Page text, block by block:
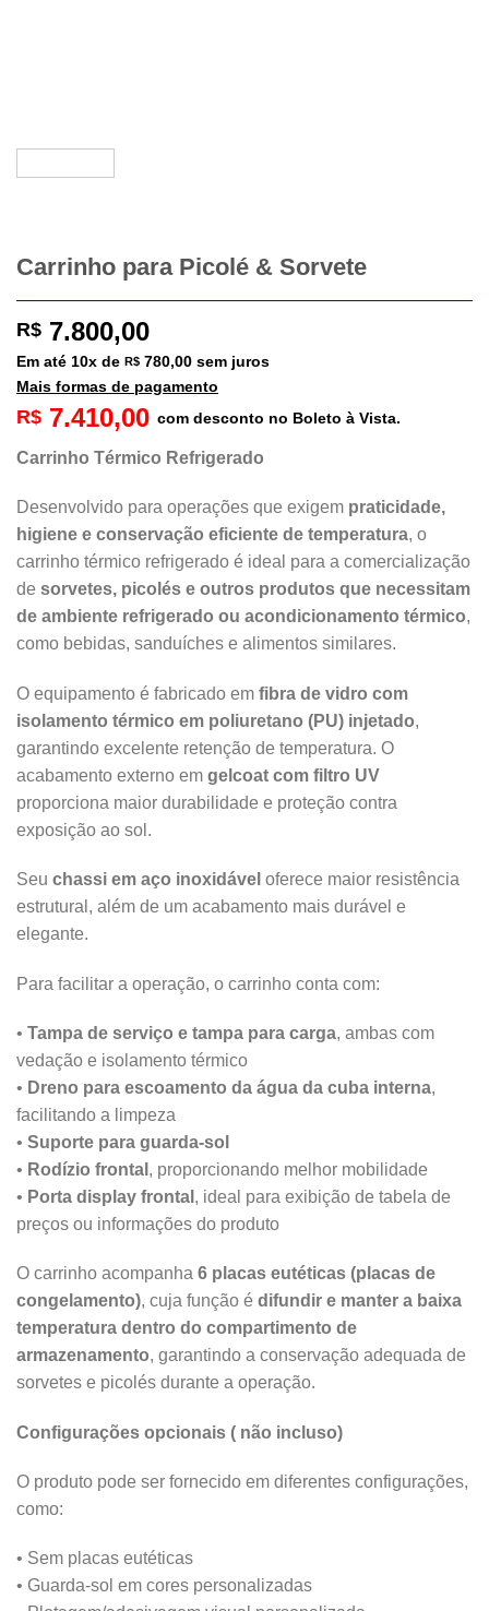
Carrinho para Picolé & Sorvete
R$ 7.800,00
Em até 10x de R$ 780,00 sem juros
Mais formas de pagamento
R$ 7.410,00 com desconto no Boleto à Vista.
Carrinho Térmico Refrigerado
Desenvolvido para operações que exigem praticidade,
higiene e conservação eficiente de temperatura, o
carrinho térmico refrigerado é ideal para a comercialização
de sorvetes, picolés e outros produtos que necessitam
de ambiente refrigerado ou acondicionamento térmico,
como bebidas, sanduíches e alimentos similares.
O equipamento é fabricado em fibra de vidro com
isolamento térmico em poliuretano (PU) injetado,
garantindo excelente retenção de temperatura. O
acabamento externo em gelcoat com filtro UV
proporciona maior durabilidade e proteção contra
exposição ao sol.
Seu chassi em aço inoxidável oferece maior resistência
estrutural, além de um acabamento mais durável e
elegante.
Para facilitar a operação, o carrinho conta com:
• Tampa de serviço e tampa para carga, ambas com
vedação e isolamento térmico
• Dreno para escoamento da água da cuba interna,
facilitando a limpeza
• Suporte para guarda-sol
• Rodízio frontal , proporcionando melhor mobilidade
• Porta display frontal , ideal para exibição de tabela de
preços ou informações do produto
O carrinho acompanha 6 placas eutéticas (placas de
congelamento), cuja função é difundir e manter a baixa
temperatura dentro do compartimento de
armazenamento, garantindo a conservação adequada de
sorvetes e picolés durante a operação.
Configurações opcionais ( não incluso)
O produto pode ser fornecido em diferentes configurações,
como:
• Sem placas eutéticas
• Guarda-sol em cores personalizadas